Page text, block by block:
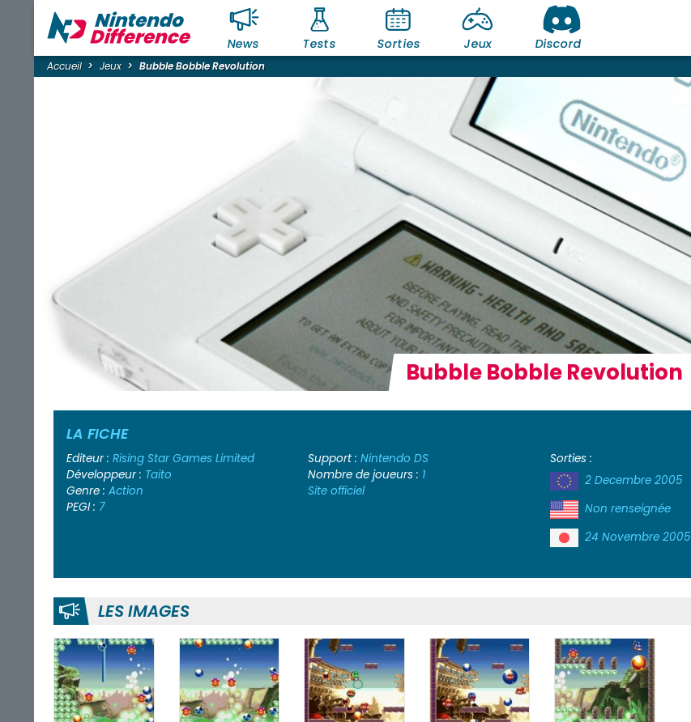
News Tests Sorties Jeux Discord
Accueil Jeux Bubble Bobble Revolution
Bubble Bobble Revolution
LA FICHE
Editeur : Rising Star Games Limited
Développeur : Taito
Genre : Action
PEGI : 7
Support :Nintendo DS
Nombre de joueurs : 1
Site officiel
Sorties :
2 Decembre 2005
Non renseignée
24 Novembre 2005
LES IMAGES